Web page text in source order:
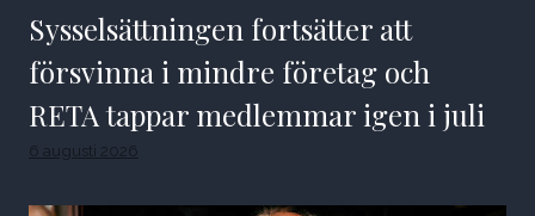
Sysselsättningen fortsätter att
försvinna i mindre företag och
RETA tappar medlemmar igen i juli
6 augusti 2026